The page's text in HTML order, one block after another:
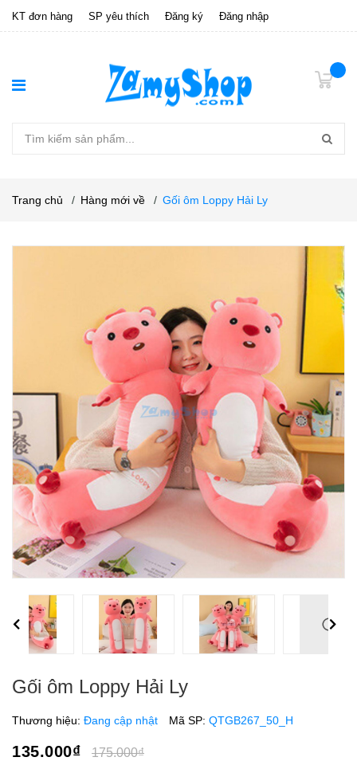
KT đơn hàng SP yêu thích Đăng ký Đăng nhập
Trang chủ / Hàng mới về / Gối ôm Loppy Hải Ly
Previous Next
Gối ôm Loppy Hải Ly
Thương hiệu: Đang cập nhật Mã SP: QTGB267_50_H
135.000₫ 175.000₫